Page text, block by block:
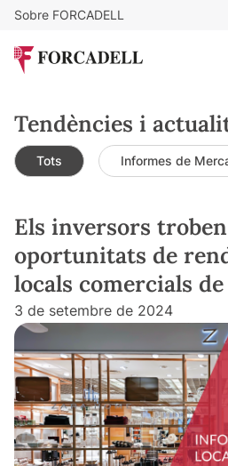
Sobre FORCADELL
Tendències i
Tots Informes de
Els inversors
oportunitats de
locals comercials
3 de setembre de 2024